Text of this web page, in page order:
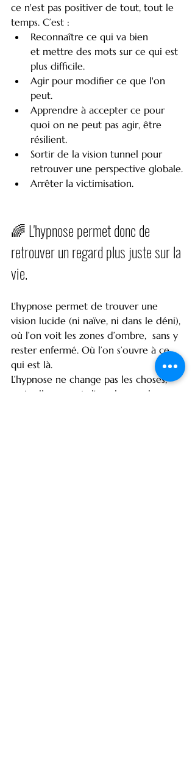
ce n'est pas positiver de tout, tout le
temps. C’est :
Reconnaître ce qui va bien
et mettre des mots sur ce qui est
plus difficile.
Agir pour modifier ce que l'on
peut.
Apprendre à accepter ce pour
quoi on ne peut pas agir, être
résilient.
Sortir de la vision tunnel pour
retrouver une perspective globale.
Arrêter la victimisation.
🌈 L'hypnose permet donc de
retrouver un regard plus juste sur la
vie.
L'hypnose permet de trouver une
vision lucide (ni naïve, ni dans le déni),
où l’on voit les zones d’ombre,  sans y
rester enfermé. Où l’on s’ouvre à ce
qui est là.
L’hypnose ne change pas les choses,
mais elle permet d'en changer le